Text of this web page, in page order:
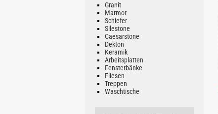
Jade Schiefer
Ab 76.64 €/lfm
Granit
Marmor
Schiefer
Silestone
Caesarstone
Dekton
Keramik
Arbeitsplatten
Fensterbänke
Fliesen
Treppen
Waschtische